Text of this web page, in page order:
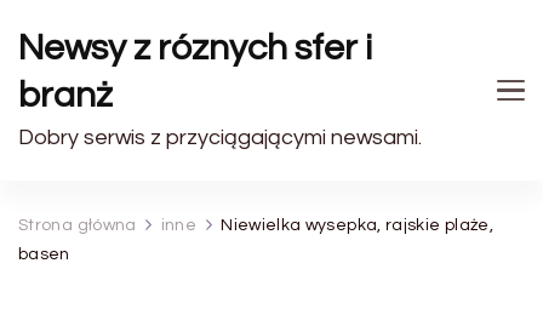
Newsy z róznych sfer i
branż
Dobry serwis z przyciągającymi newsami.
Strona główna inne
Niewielka wysepka, rajskie plaże,
basen